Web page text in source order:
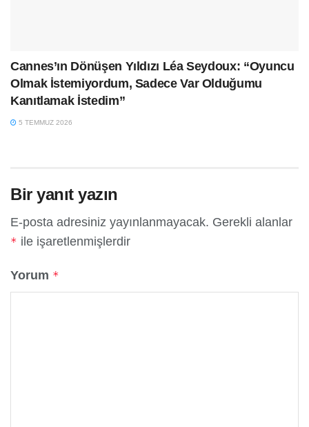
Cannes’ın Dönüşen Yıldızı Léa Seydoux: “Oyuncu
Olmak İstemiyordum, Sadece Var Olduğumu
Kanıtlamak İstedim”
5 TEMMUZ 2026
Bir yanıt yazın
E-posta adresiniz yayınlanmayacak. Gerekli alanlar
* ile işaretlenmişlerdir
Yorum *